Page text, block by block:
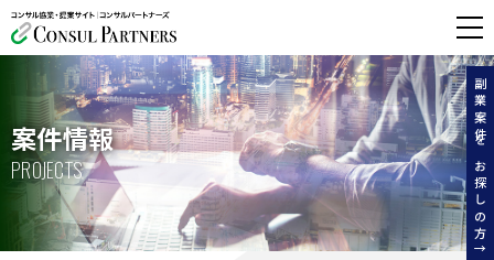
無料相談する
副業案件をお探しの方↑
案件情報
PROJECTS